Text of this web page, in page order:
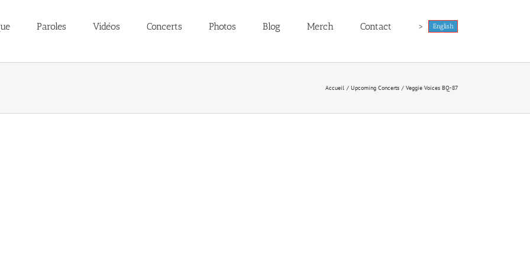
Paroles Vidéos Concerts Photos Blog Merch Contact > English
Accueil Upcoming Concerts Veggie Voices BQ-87